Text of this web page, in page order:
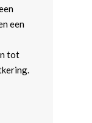
een
tot